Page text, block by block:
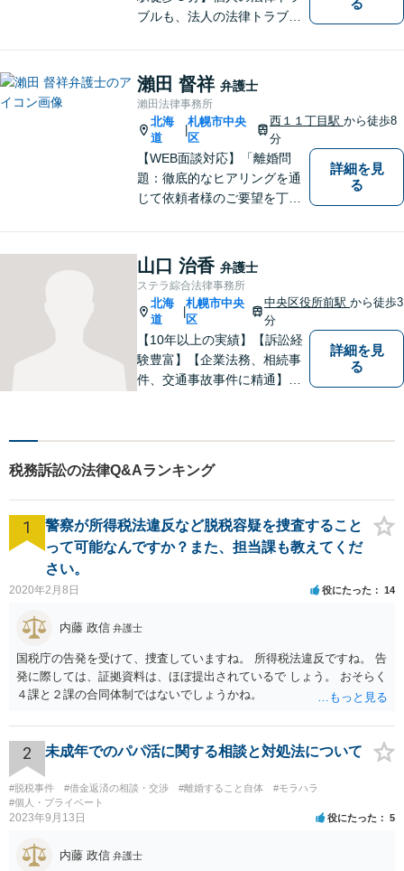
ブルも、法人の法律トラブル
【公認会計士／司法書士など
各士業と連携】【医師、建築
士など各専門家と連携】さま
ざまなネットワークを駆使し
て、有利な解決を目指しま
す。
瀨田 督祥 弁護士
瀨田法律事務所
北海
道
|
札幌市中央
区
西１１丁目駅から徒歩8
分
【WEB面談対応】「離婚問
題：徹底的なヒアリングを通
じて依頼者様のご要望を丁寧
様が納得できる解決を目指し
ます！遺産分割の相談を中心
に幅広い相談に対応」【休
日・夜間相談可】【子連れ相
談可】【完全個室相談】
詳細を見
る
山口 治香 弁護士
ステラ綜合法律事務所
北海
道
札幌市中央
区
中央区役所前駅から徒歩3
分
【10年以上の実績】【訴訟経
験豊富】【企業法務、相続事
件、交通事故事件に精通】徹
ンで、クライアントに寄り添
ます。【講演セミナー多数】
【西11丁目駅5分】【初回面
談無料】
詳細を見
る
税務訴訟の法律Q&Aランキング
1
警察が所得税法違反など脱税容疑を捜査すること
って可能なんですか？また、担当課も教えてくだ
さい。
2020年2月8日 役にたった 14
内藤 政信 弁護士
国税庁の告発を受けて、捜査していますね。 所得税法違反ですね。 告
発に際しては、証拠資料は、ほぼ提出されているで しょう。 おそらく
４課と２課の合同体制ではないでしょうかね。
2 未成年でのパパ活に関する相談と対処法について
#脱税事件 #借金返済の相談・交渉 #離婚すること自体
#モラハラ
#個人・プライベート
2023年9月13日 役にたった 5
内藤 政信 弁護士